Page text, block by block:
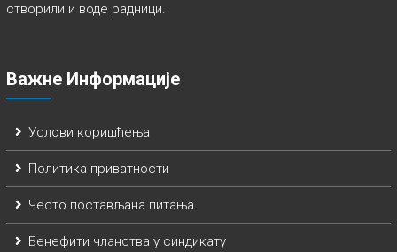
створили и воде радници.
Важне Информације
Услови коришћења
Политика приватности
Често постављана питања
Бенефити чланства у синдикату